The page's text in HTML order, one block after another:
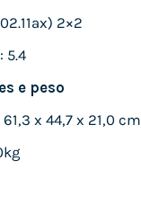
2×2
5.4
e peso
x 44,7 x 21,0 cm